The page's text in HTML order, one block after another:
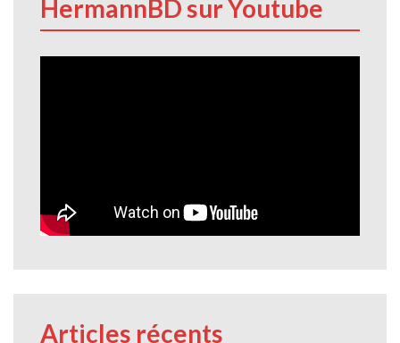
HermannBD sur Youtube
Articles récents